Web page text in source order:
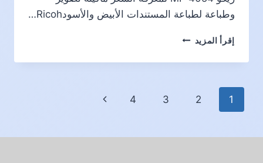
وطباعة لطباعة المستندات الأبيض والأسودRicoh…
إقرأ المزيد ريكو
4054
تنقل
1
2
3
4
الصفحة